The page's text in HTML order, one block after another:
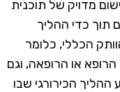
מדויק של תוכנית
תוך כדי ההליך
הכללי, כלומר
או הרופאה, וגם
ההליך הכירורגי שבו